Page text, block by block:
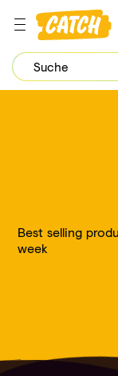
Dein
Best selling
week